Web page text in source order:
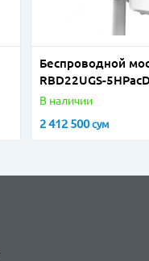
Беспроводной
RBD22UGS-
В наличии
2 412 500сум